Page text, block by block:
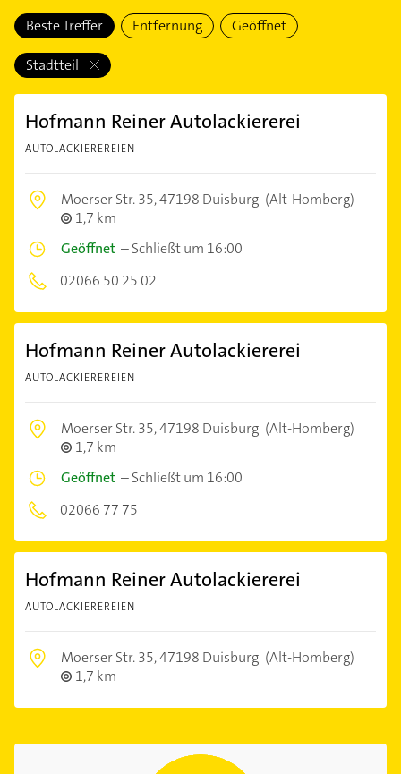
Beste Treffer Entfernung Geöffnet
Stadtteil
Hofmann Reiner Autolackiererei
AUTOLACKIEREREIEN
Moerser Str. 35,47198 Duisburg (Alt-Homberg)
1,7 km
Geöffnet –Schließt um 16:00
02066 50 25 02
Hofmann Reiner Autolackiererei
AUTOLACKIEREREIEN
Moerser Str. 35,47198 Duisburg (Alt-Homberg)
1,7 km
Geöffnet –Schließt um 16:00
02066 77 75
Hofmann Reiner Autolackiererei
AUTOLACKIEREREIEN
Moerser Str. 35,47198 Duisburg (Alt-Homberg)
1,7 km